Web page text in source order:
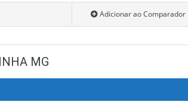
Adicionar ao Comparador
MG